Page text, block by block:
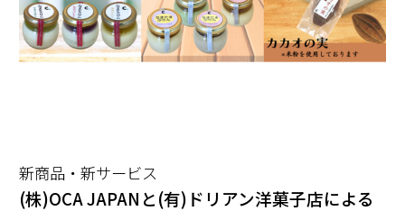
新商品・新サービス
(株)OCA JAPANと(有)ドリアン洋菓子店による